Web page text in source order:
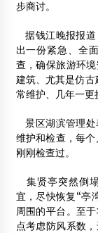
步商讨。
据钱江晚报报道
出一份紧急、全
查，确保旅游环
建筑、尤其是仿
常维护、几年一更
景区湖滨管理处
维护和检查，每
刚刚检查过。
集贤亭突然倒
宜，尽快恢复“亭
周围的平台。至
点考虑防风系数